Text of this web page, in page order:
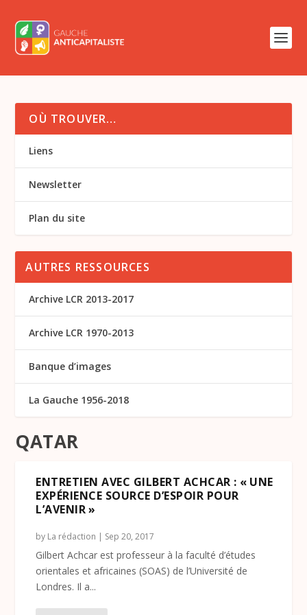
QATAR
ENTRETIEN AVEC GILBERT ACHCAR : « UNE
EXPÉRIENCE SOURCE D’ESPOIR POUR
L’AVENIR »
by La rédaction | Sep 20, 2017
Gilbert Achcar est professeur à la faculté d’études
orientales et africaines (SOAS) de l’Université de
Londres. Il a...
OÙ TROUVER…
Liens
Newsletter
Plan du site
AUTRES RESSOURCES
Archive LCR 2013-2017
Archive LCR 1970-2013
Banque d’images
La Gauche 1956-2018